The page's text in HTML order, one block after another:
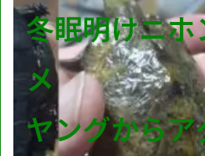
冬眠明けニ
メ
ヤングからア